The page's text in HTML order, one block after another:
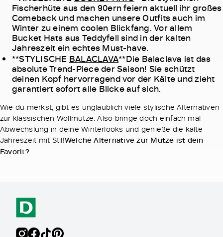
Fischerhüte aus den 90ern feiern aktuell ihr großes
Comeback und machen unsere Outfits auch im
Winter zu einem coolen Blickfang. Vor allem
Bucket Hats aus Teddyfell sind in der kalten
Jahreszeit ein echtes Must-have.
**STYLISCHE BALACLAVA**Die Balaclava ist das
absolute Trend-Piece der Saison! Sie schützt
deinen Kopf hervorragend vor der Kälte und zieht
garantiert sofort alle Blicke auf sich.
Wie du merkst, gibt es unglaublich viele stylische Alternativen
zur klassischen Wollmütze. Also bringe doch einfach mal
Abwechslung in deine Winterlooks und genieße die kalte
Jahreszeit mit Stil!Welche Alternative zur Mütze ist dein
Favorit?